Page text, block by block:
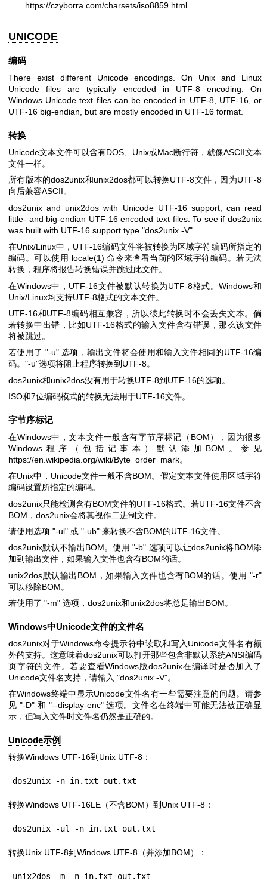
https://czyborra.com/charsets/iso8859.html.
UNICODE
编码
There exist different Unicode encodings. On Unix and Linux
Unicode files are typically encoded in UTF-8 encoding. On
Windows Unicode text files can be encoded in UTF-8, UTF-16, or
UTF-16 big-endian, but are mostly encoded in UTF-16 format.
转换
Unicode文本文件可以含有DOS、Unix或Mac断行符，就像ASCII文本
文件一样。
所有版本的dos2unix和unix2dos都可以转换UTF-8文件，因为UTF-8
向后兼容ASCII。
dos2unix and unix2dos with Unicode UTF-16 support, can read
little- and big-endian UTF-16 encoded text files. To see if dos2unix
was built with UTF-16 support type "dos2unix -V"
在Unix/Linux中，UTF-16编码文件将被转换为区域字符编码所指定的
编码。可以使用 locale(1) 命令来查看当前的区域字符编码。若无法
转换，程序将报告转换错误并跳过此文件。
在Windows中，UTF-16文件被默认转换为UTF-8格式。Windows和
Unix/Linux均支持UTF-8格式的文本文件。
UTF-16和UTF-8编码相互兼容，所以彼此转换时不会丢失文本。倘
若转换中出错，比如UTF-16格式的输入文件含有错误，那么该文件
将被跳过。
若使用了 "-u"选项，输出文件将会使用和输入文件相同的UTF-16编
码。 "-u"选项将阻止程序转换到UTF-8。
dos2unix和unix2dos没有用于转换UTF-8到UTF-16的选项。
ISO和7位编码模式的转换无法用于UTF-16文件。
字节序标记
在Windows中，文本文件一般含有字节序标记（BOM），因为很多
Windows程序（包括记事本）默认添加BOM。参见
https://en.wikipedia.org/wiki/Byte_order_mark。
在Unix中，Unicode文件一般不含BOM。假定文本文件使用区域字符
编码设置所指定的编码。
dos2unix只能检测含有BOM文件的UTF-16格式。若UTF-16文件不含
BOM，dos2unix会将其视作二进制文件。
请使用选项 "-ul" 或 "-ub" 来转换不含BOM的UTF-16文件。
dos2unix默认不输出BOM。使用"-b" 选项可以让dos2unix将BOM添
加到输出文件，如果输入文件也含有BOM的话。
unix2dos默认输出BOM，如果输入文件也含有BOM的话。使用 "-r"
可以移除BOM。
若使用了 "-m" 选项，dos2unix和unix2dos将总是输出BOM。
Windows中Unicode文件的文件名
dos2unix对于Windows命令提示符中读取和写入Unicode文件名有额
外的支持。这意味着dos2unix可以打开那些包含非默认系统ANSI编码
页字符的文件。若要查看Windows版dos2unix在编译时是否加入了
Unicode文件名支持，请输入 "dos2unix -V"。
在Windows终端中显示Unicode文件名有一些需要注意的问题。请参
见"-D" 和 "--display-enc"选项。文件名在终端中可能无法被正确显
示，但写入文件时文件名仍然是正确的。
Unicode示例
转换Windows UTF-16到Unix UTF-8：
dos2unix -n in.txt out.txt
转换Windows UTF-16LE（不含BOM）到Unix UTF-8：
dos2unix -ul -n in.txt out.txt
转换Unix UTF-8到Windows UTF-8（并添加BOM）：
unix2dos -m -n in.txt out.txt